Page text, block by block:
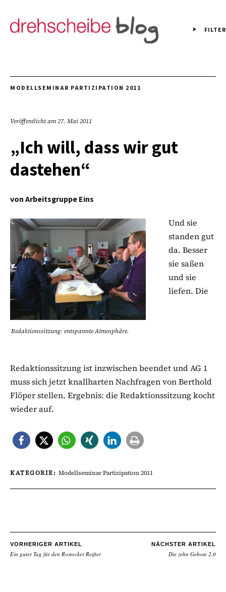
FILTER
MODELLSEMINAR PARTIZIPATION 2011
Veröffentlicht am27. Mai 2011
„Ich will, dass wir gut
dastehen“
vonArbeitsgruppe Eins
Redaktionssitzung: entspannte Atmosphäre.
Und sie
standen gut
da. Besser
sie saßen
und sie
liefen. Die
Redaktionssitzung ist inzwischen beendet und AG 1
muss sich jetzt knallharten Nachfragen von Berthold
Flöper stellen. Ergebnis: die Redaktionssitzung kocht
wieder auf.
KATEGORIE: Modellseminar Partizipation 2011
VORHERIGER ARTIKEL
Ein guter Tag für den Rostocker Reißer
NÄCHSTER ARTIKEL
Die zehn Gebote 2.0